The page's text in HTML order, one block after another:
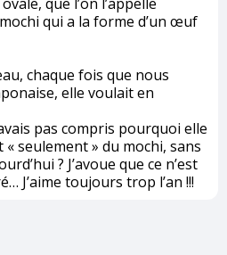
qui a la forme d’un œuf
chaque fois que nous
elle voulait en
pas compris pourquoi elle
« seulement » du mochi, sans
? J’avoue que ce n’est
J’aime toujours trop l’an !!!